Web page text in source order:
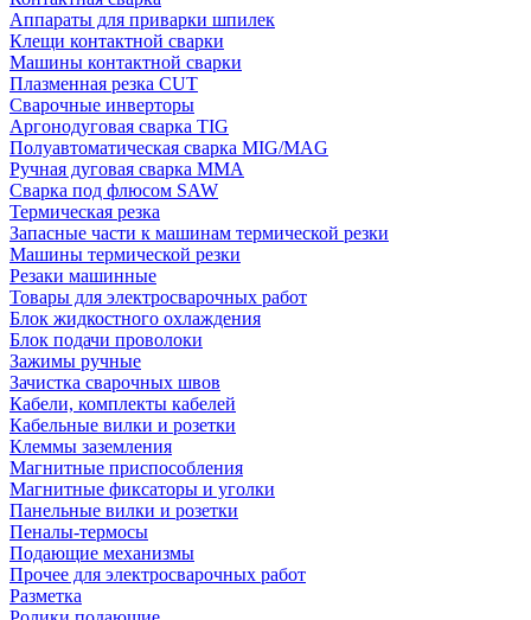
Аппараты для приварки шпилек
Клещи контактной сварки
Машины контактной сварки
Плазменная резка CUT
Сварочные инверторы
Аргонодуговая сварка TIG
Полуавтоматическая сварка MIG/MAG
Ручная дуговая сварка MMA
Сварка под флюсом SAW
Термическая резка
Запасные части к машинам термической резки
Машины термической резки
Резаки машинные
Товары для электросварочных работ
Блок жидкостного охлаждения
Блок подачи проволоки
Зажимы ручные
Зачистка сварочных швов
Кабели, комплекты кабелей
Кабельные вилки и розетки
Клеммы заземления
Магнитные приспособления
Магнитные фиксаторы и уголки
Панельные вилки и розетки
Пеналы-термосы
Подающие механизмы
Прочее для электросварочных работ
Разметка